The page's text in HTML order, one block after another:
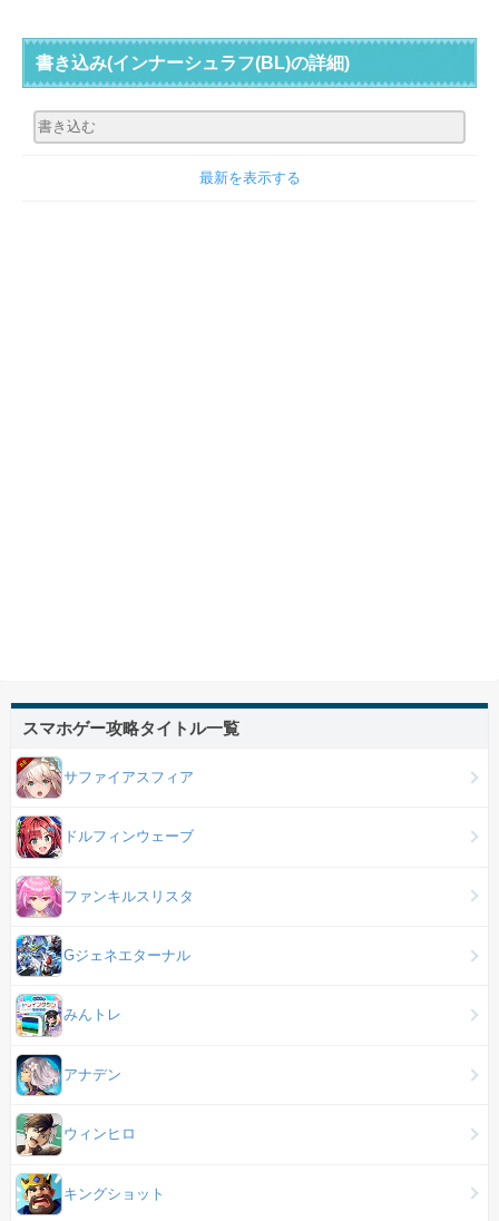
書き込み(インナーシュラフ(BL)の詳細)
最新を表示する
スマホゲー攻略タイトル一覧
サファイアスフィア
ドルフィンウェーブ
ファンキルスリスタ
Gジェネエターナル
みんトレ
アナデン
ウィンヒロ
キングショット